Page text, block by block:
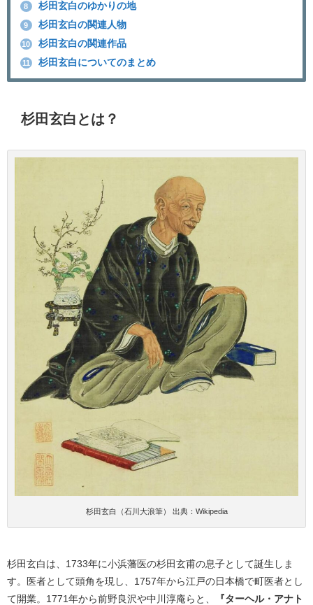
8 杉田玄白のゆかりの地
9 杉田玄白の関連人物
10 杉田玄白の関連作品
11 杉田玄白についてのまとめ
杉田玄白とは？
杉田玄白（石川大浪筆） 出典：Wikipedia
杉田玄白は、1733年に小浜藩医の杉田玄甫の息子として誕生しま
す。医者として頭角を現し、1757年から江戸の日本橋で町医者とし
て開業。1771年から前野良沢や中川淳庵らと、
『ターヘル・アナト